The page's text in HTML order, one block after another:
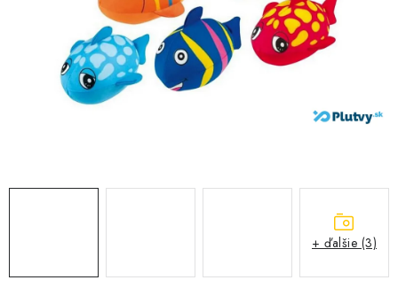
PODVODNÉ SKÚTRE
TAŠKY A VAKY
+ ďalšie (3)